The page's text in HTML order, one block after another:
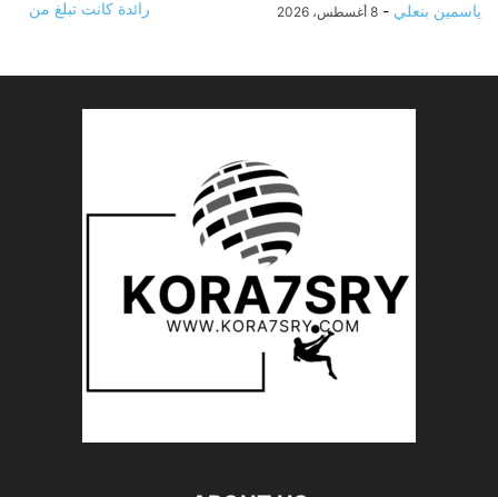
ياسمين بنعلي - 8 أغسطس، 2026